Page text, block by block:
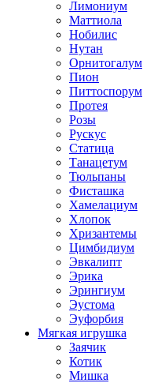
Лимониум
Маттиола
Нобилис
Нутан
Орнитогалум
Пион
Питтоспорум
Протея
Розы
Рускус
Статица
Танацетум
Тюльпаны
Фисташка
Хамелациум
Хлопок
Хризантемы
Цимбидиум
Эвкалипт
Эрика
Эрингиум
Эустома
Эуфорбия
Мягкая игрушка
Заячик
Котик
Мишка